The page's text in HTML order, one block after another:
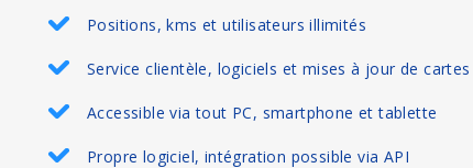
Positions, kms et utilisateurs illimités
Service clientèle, logiciels et mises à jour de cartes
Accessible via tout PC, smartphone et tablette
Propre logiciel, intégration possible via API